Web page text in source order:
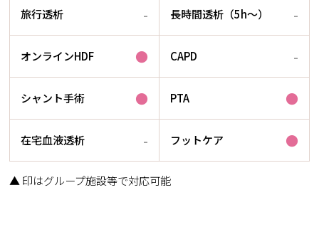
旅行透析 - 長時間透析（5h～） -
オンラインHDF ● CAPD -
シャント手術 ● PTA ●
在宅血液透析 - フットケア ●
▲ 印はグループ施設等で対応可能